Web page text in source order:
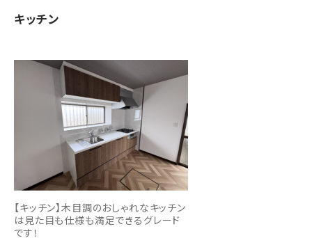
キッチン
【キッチン】木目調のおしゃれなキッチン
は見た目も仕様も満足できるグレード
です！